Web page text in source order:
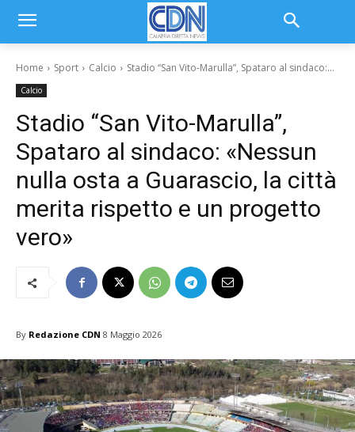
Home Sport Calcio Stadio “San Vito-Marulla”, Spataro al sindaco:...
Calcio
Stadio “San Vito-Marulla”,
Spataro al sindaco: «Nessun
nulla osta a Guarascio, la città
merita rispetto e un progetto
vero»
By Redazione CDN 8 Maggio 2026